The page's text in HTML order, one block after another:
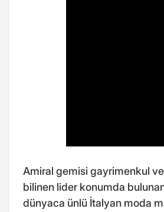
Amiral gemisi gayrimenkul ve
bilinen lider konumda
dünyaca ünlü İtalyan moda